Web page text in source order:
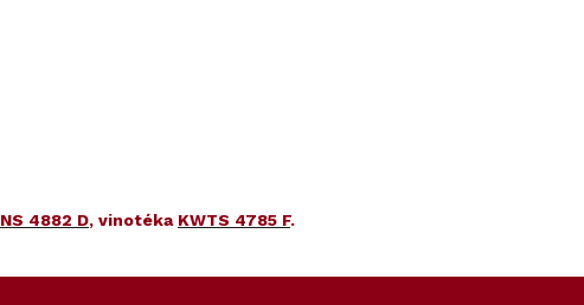
NS 4882 D, vinotéka KWTS 4785 F.